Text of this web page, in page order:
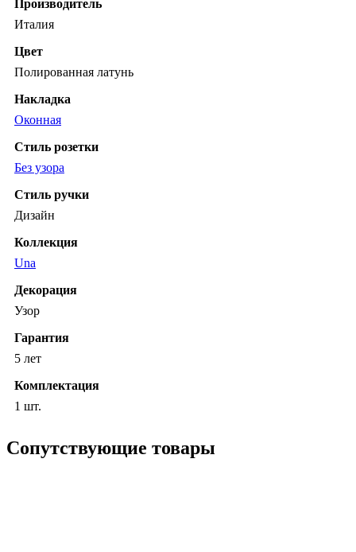
Производитель
Италия
Цвет
Полированная латунь
Накладка
Оконная
Стиль розетки
Без узора
Стиль ручки
Дизайн
Коллекция
Una
Декорация
Узор
Гарантия
5 лет
Комплектация
1 шт.
Сопутствующие товары